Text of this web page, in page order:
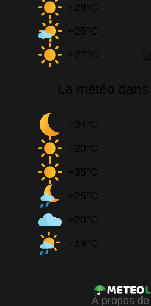
+28°C
+25°C
+27°C
La météo
+34°C
+20°C
+35°C
+25°C
+20°C
+19°C
À propos